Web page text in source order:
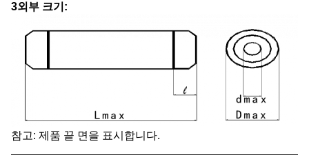
3외부 크기:
참고: 제품 끝 면을 표시합니다.